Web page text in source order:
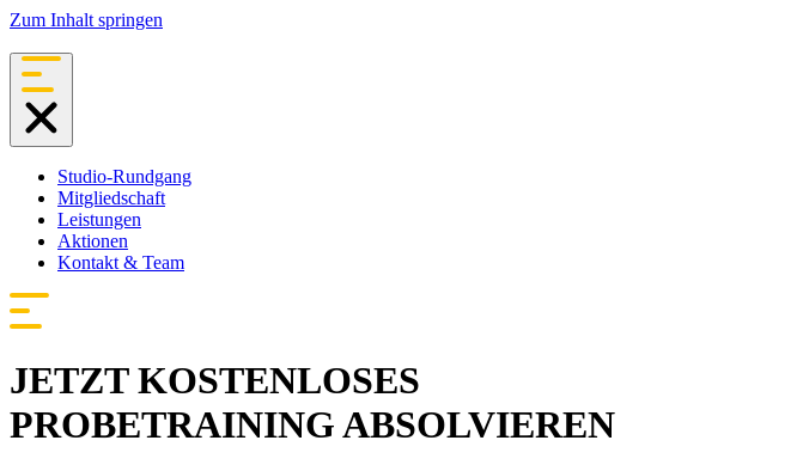
Zum Inhalt springen
Studio-Rundgang
Mitgliedschaft
Leistungen
Aktionen
Kontakt & Team
JETZT KOSTENLOSES
PROBETRAINING ABSOLVIEREN